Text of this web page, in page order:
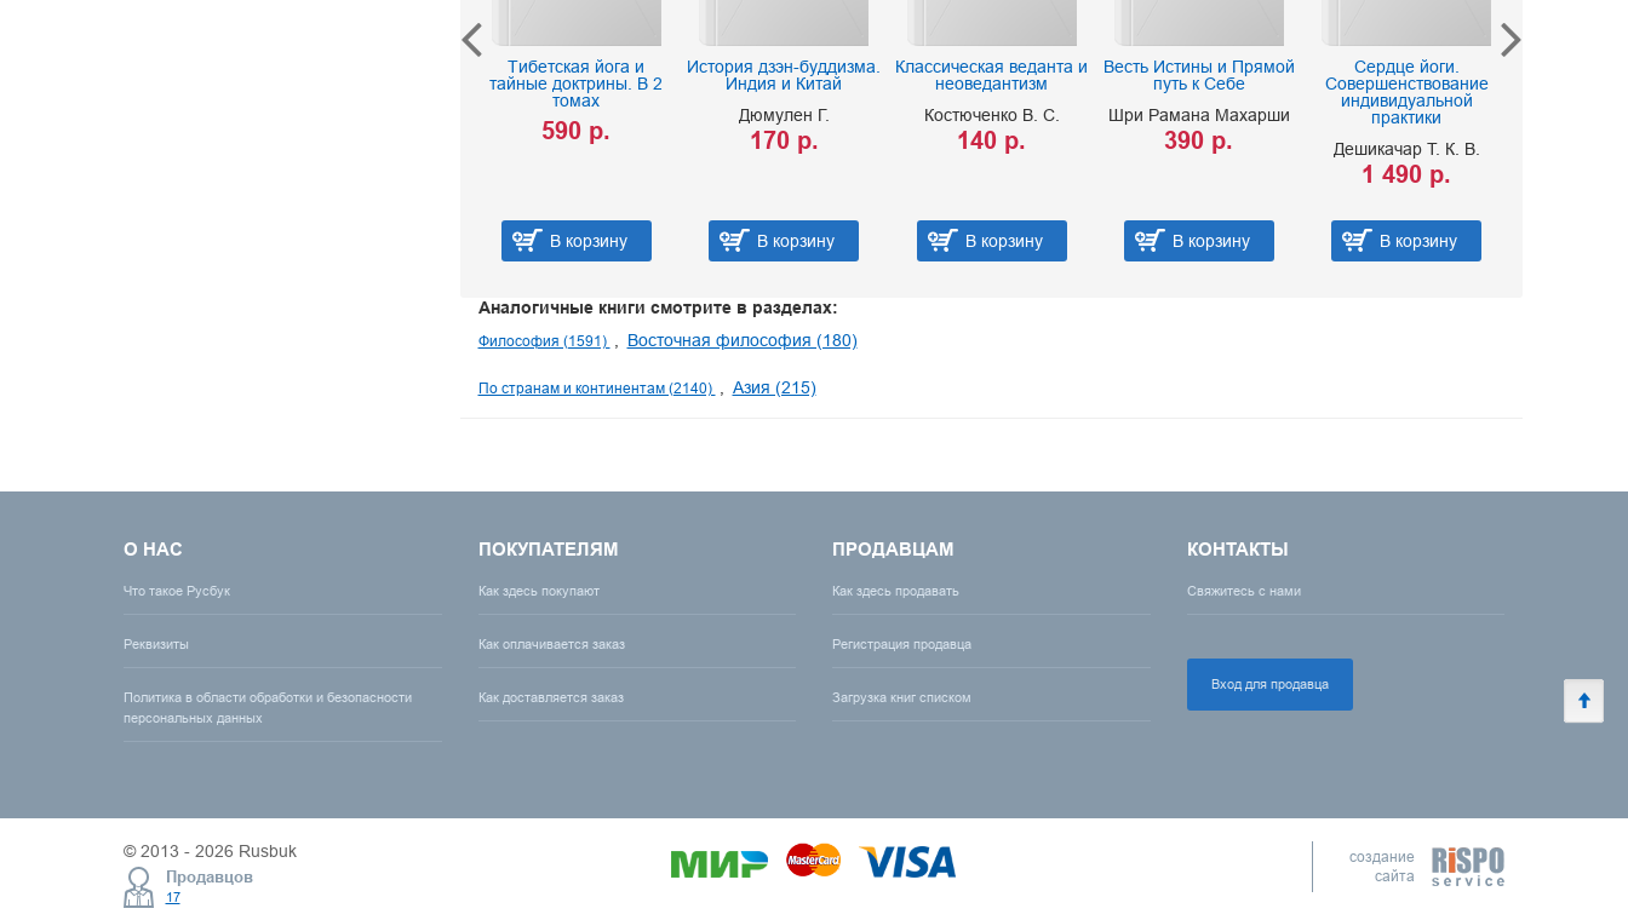
Тибетская йога и
тайные доктрины. В 2
томах
590 р.
В корзину
История дзэн-буддизма.
Индия и Китай
Дюмулен Г.
170 р.
В корзину
Классическая веданта и
неоведантизм
Костюченко В. С.
140 р.
В корзину
Весть Истины и Прямой
путь к Себе
Шри Рамана Махарши
390 р.
В корзину
Сердце йоги.
Совершенствование
индивидуальной
практики
Дешикачар Т. К. В.
1 490 р.
В корзину
Аналогичные книги смотрите в разделах:
Философия (1591) Восточная философия (180)
По странам и континентам (2140) Азия (215)
О НАС
Что такое Русбук
Реквизиты
Политика в области обработки и безопасности
персональных данных
ПОКУПАТЕЛЯМ
Как здесь покупают
Как оплачивается заказ
Как доставляется заказ
ПРОДАВЦАМ
Как здесь продавать
Регистрация продавца
Загрузка книг списком
КОНТАКТЫ
Свяжитесь с нами
Вход для продавца
© 2013 - 2026 Rusbuk
Продавцов
17
создание
сайта